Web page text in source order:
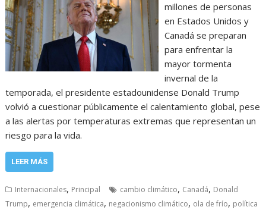
millones de personas
en Estados Unidos y
Canadá se preparan
para enfrentar la
mayor tormenta
invernal de la
temporada, el presidente estadounidense Donald Trump
volvió a cuestionar públicamente el calentamiento global, pese
a las alertas por temperaturas extremas que representan un
riesgo para la vida.
LEER MÁS
Internacionales, Principal cambio climático, Canadá, Donald
Trump, emergencia climática, negacionismo climático, ola de frío, política